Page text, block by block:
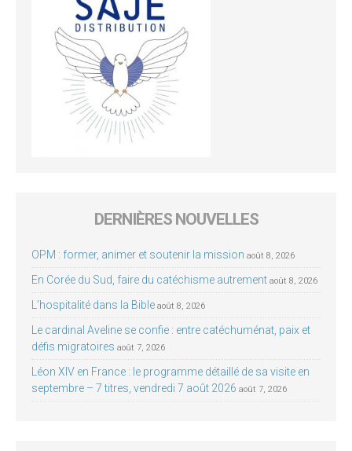
DERNIÈRES NOUVELLES
OPM : former, animer et soutenir la mission août 8, 2026
En Corée du Sud, faire du catéchisme autrement août 8, 2026
L’hospitalité dans la Bible août 8, 2026
Le cardinal Aveline se confie : entre catéchuménat, paix et
défis migratoires août 7, 2026
Léon XIV en France : le programme détaillé de sa visite en
septembre – 7 titres, vendredi 7 août 2026 août 7, 2026